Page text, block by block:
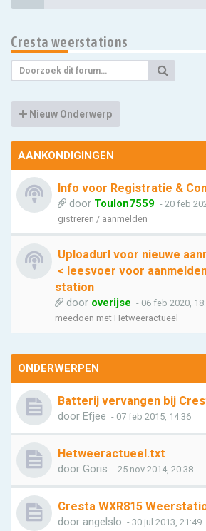
Cresta weerstations
Nieuw Onderwerp
AANKONDIGINGEN
Info voor Registratie &
door Toulon7559 - 20 feb
gistreren / aanmelden
Uploadurl voor nieuwe
< leesvoer voor
station
door overijse - 06 feb 2020,
meedoen met Hetweeractueel
ONDERWERPEN
Batterij vervangen bij
door Efjee - 07 feb 2015, 14:36
Hetweeractueel.txt
door Goris - 25 nov 2014, 20:38
Cresta WXR815
door angelslo - 30 jul 2013, 21:49